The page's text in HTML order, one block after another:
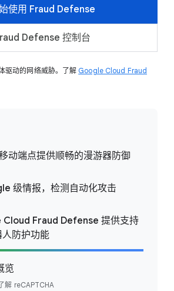
使用 Fraud Defense
Defense 控制台
驱动的网络威胁。了解 Google Cloud Fraud
动端点提供顺畅的漫游器防御
级情报，检测自动化攻击
Cloud Fraud Defense 提供支持
防护功能
览
解 reCAPTCHA